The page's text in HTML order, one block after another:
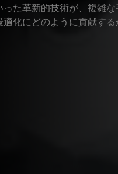
った革新的技術が、複雑
化にどのように貢献する